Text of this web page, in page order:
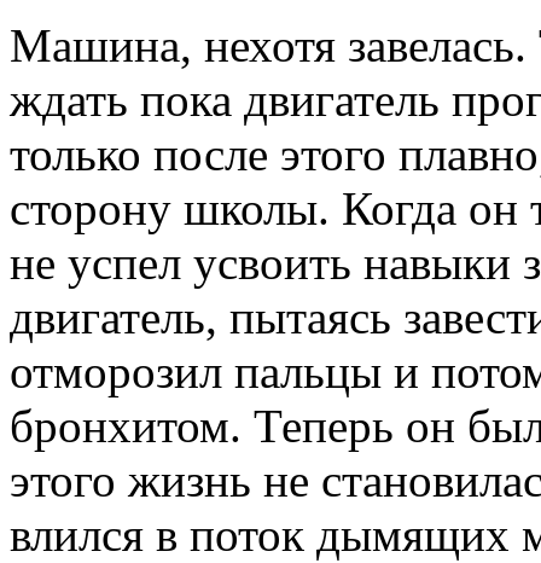
Машина, нехотя
ждать пока двигатель
только после этого
сторону школы. Когда он
не успел усвоить навыки
двигатель, пытаясь
отморозил пальцы и
бронхитом. Теперь он
этого жизнь не
влился в поток дымящих